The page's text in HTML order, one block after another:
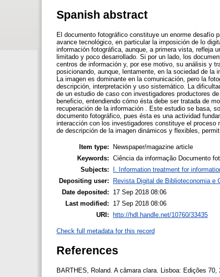
Spanish abstract
El documento fotográfico constituye un enorme desafío
avance tecnológico, en particular la imposición de lo
información fotográfica, aunque, a primera vista, refleja
limitado y poco desarrollado. Si por un lado, los
centros de información y, por ese motivo, su análisis y
posicionando, aunque, lentamente, en la sociedad de la
La imagen es dominante en la comunicación, pero la
descripción, interpretación y uso sistemático. La
de un estudio de caso con investigadores productores
beneficio, entendiendo cómo ésta debe ser tratada de
recuperación de la información . Este estudio se basa,
documento fotográfico, pues ésta es una actividad
interacción con los investigadores constituye el
de descripción de la imagen dinámicos y flexibles,
Item type:
Newspaper/magazine article
Keywords: Ciência da informação Documento
Subjects:
I. Information treatment for
Depositing user:
Revista Digital de Biblioteconomia e
Date deposited:
17 Sep 2018 08:06
Last modified:
17 Sep 2018 08:06
URI:
http://hdl.handle.net/10760/33435
Check full metadata for this record
References
BARTHES, Roland. A câmara clara. Lisboa: Edições 70,